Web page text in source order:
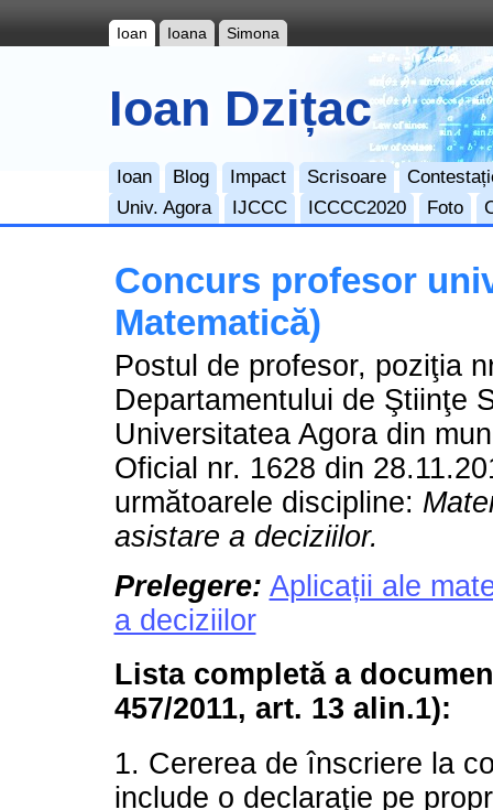
Ioan Ioana Simona
Ioan Dzițac
Ioan Blog Impact Scrisoare
Univ. Agora
IJCCC ICCCC2020 Foto
Concurs profesor
Matematică)
Postul de profesor, poziţia
Departamentului de Ştiinţe
Universitatea Agora din
Oficial nr. 1628 din
următoarele discipline:
asistare a deciziilor.
Prelegere: Aplicații ale
a deciziilor
Lista completă a
457/2011, art. 13 alin.1):
1. Cererea de înscriere la
include o declaraţie pe